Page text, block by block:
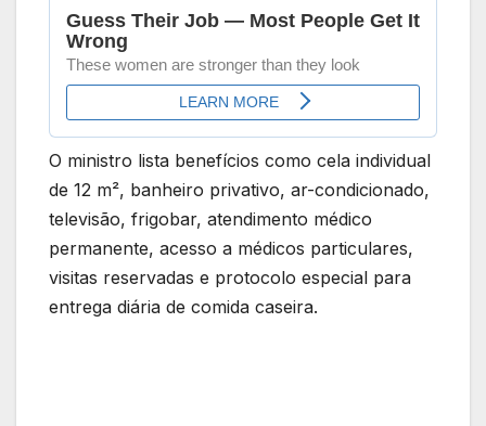
O ministro lista benefícios como cela individual
de 12 m², banheiro privativo, ar-condicionado,
televisão, frigobar, atendimento médico
permanente, acesso a médicos particulares,
visitas reservadas e protocolo especial para
entrega diária de comida caseira.